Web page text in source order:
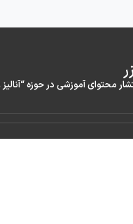
محتوای آموزشی در حوزه